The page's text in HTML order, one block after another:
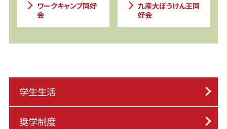
ワークキャンプ同好
会
九産大ぼうけん王同
好会
学生生活
奨学制度